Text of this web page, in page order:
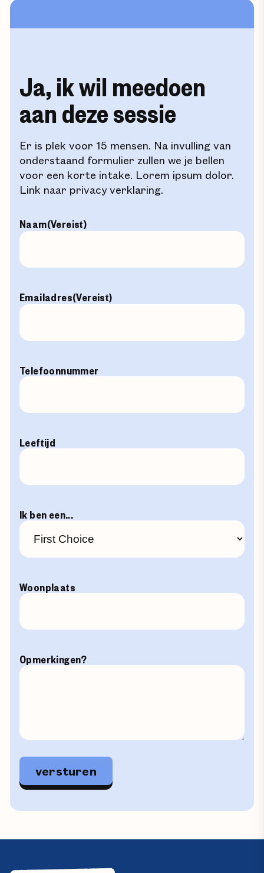
Ja, ik wil meedoen
aan deze sessie
Er is plek voor 15 mensen. Na invulling van
onderstaand formulier zullen we je bellen
voor een korte intake. Lorem ipsum dolor.
Link naar privacy verklaring.
Naam(Vereist)
Emailadres(Vereist)
Telefoonnummer
Leeftijd
Ik ben een...
Woonplaats
Opmerkingen?
versturen